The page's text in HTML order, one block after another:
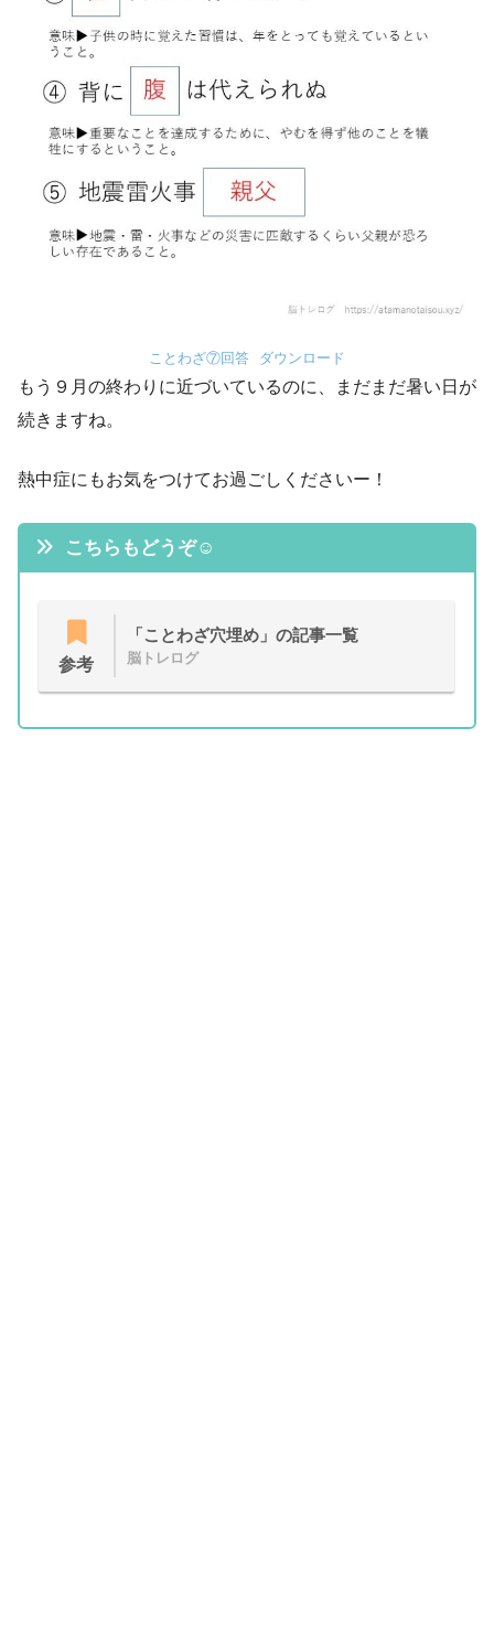
ことわざ⑦回答 ダウンロード
もう９月の終わりに近づいているのに、まだまだ暑い日が
続きますね。
熱中症にもお気をつけてお過ごしくださいー！
こちらもどうぞ☺
参考
「ことわざ穴埋め」の記事一覧
脳トレログ